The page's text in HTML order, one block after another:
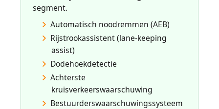
segment.
Automatisch noodremmen (AEB)
Rijstrookassistent (lane-keeping
assist)
Dodehoekdetectie
Achterste
kruisverkeerswaarschuwing
Bestuurderswaarschuwingssysteem